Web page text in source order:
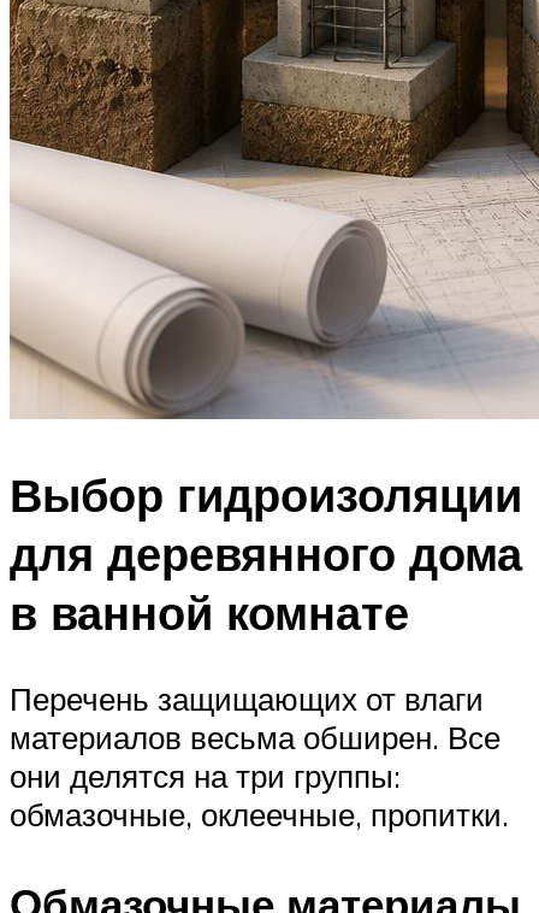
Выбор гидроизоляции
для деревянного дома
в ванной комнате
Перечень защищающих от влаги
материалов весьма обширен. Все
они делятся на три группы:
обмазочные, оклеечные, пропитки.